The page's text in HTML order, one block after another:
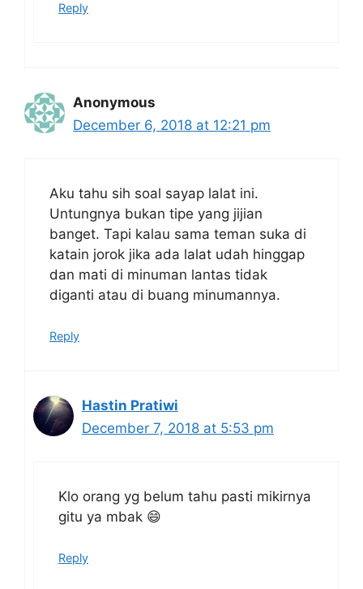
Reply
Anonymous
December 6, 2018 at 12:21 pm
Aku tahu sih soal sayap lalat ini.
Untungnya bukan tipe yang jijian
banget. Tapi kalau sama teman suka di
katain jorok jika ada lalat udah hinggap
dan mati di minuman lantas tidak
diganti atau di buang minumannya.
Reply
Hastin Pratiwi
December 7, 2018 at 5:53 pm
Klo orang yg belum tahu pasti mikirnya
gitu ya mbak 😄
Reply